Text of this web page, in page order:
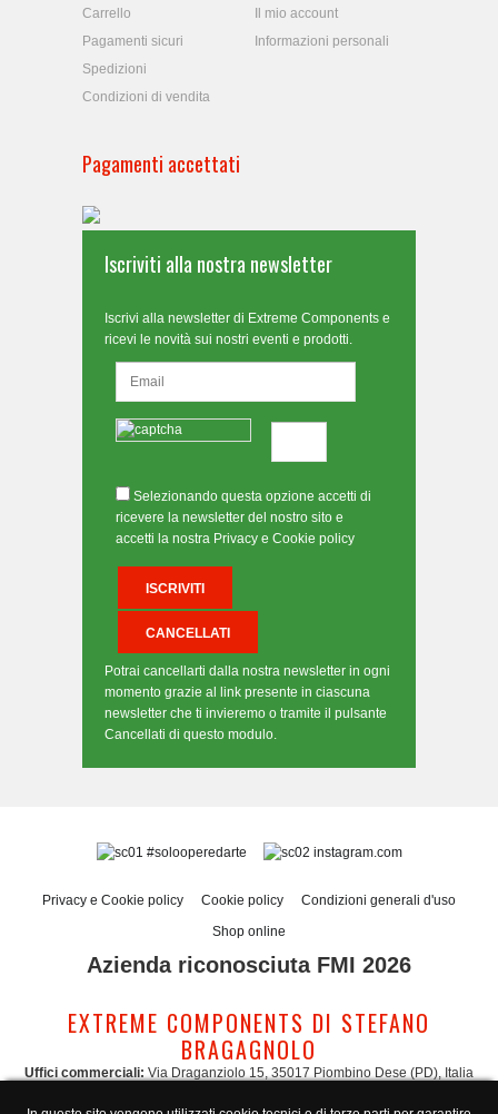
Carrello
Pagamenti sicuri
Spedizioni
Condizioni di vendita
Il mio account
Informazioni personali
Pagamenti accettati
Iscriviti alla nostra newsletter
Iscrivi alla newsletter di Extreme Components e
ricevi le novità sui nostri eventi e prodotti.
Selezionando questa opzione accetti di
ricevere la newsletter del nostro sito e
accetti la nostra Privacy e Cookie policy
Potrai cancellarti dalla nostra newsletter in ogni
momento grazie al link presente in ciascuna
newsletter che ti invieremo o tramite il pulsante
Cancellati di questo modulo.
#solooperedarte instagram.com
Privacy e Cookie policy Cookie policy
Condizioni generali d'uso
Shop online
Azienda riconosciuta FMI 2026
EXTREME COMPONENTS DI STEFANO
BRAGAGNOLO
Uffici commerciali: Via Draganziolo 15, 35017 Piombino Dese (PD), Italia